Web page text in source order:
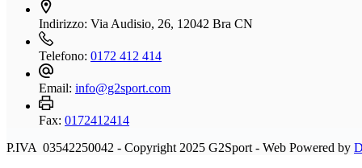
Indirizzo: Via Audisio, 26, 12042 Bra CN
Telefono: 0172 412 414
Email: info@g2sport.com
Fax: 0172412414
P.IVA 03542250042 - Copyright 2025 G2Sport - Web Powered by